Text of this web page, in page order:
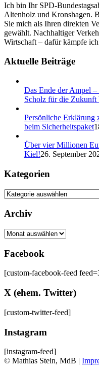
Ich bin Ihr SPD-
Altenholz und Kronshagen.
Sie mich als Ihren direkten
gewählt. Nachhaltiger
Wirtschaft – dafür kämpfe
Aktuelle Beiträge
Das Ende der Ampel
Scholz für die Zukunft
Persönliche Erklärung
beim Sicherheitspaket
Über vier Millionen
Kiel!26. September
Kategorien
Kategorien
Archiv
Archiv
Facebook
[custom-facebook-feed
X (ehem. Twitter)
[custom-twitter-feed]
Instagram
[instagram-feed]
© Mathias Stein, MdB |